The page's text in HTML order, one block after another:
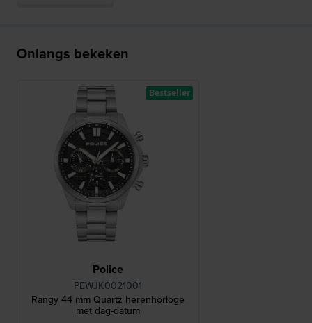
Onlangs bekeken
Police
PEWJK0021001
Rangy 44 mm Quartz herenhorloge
met dag-datum
Bestseller